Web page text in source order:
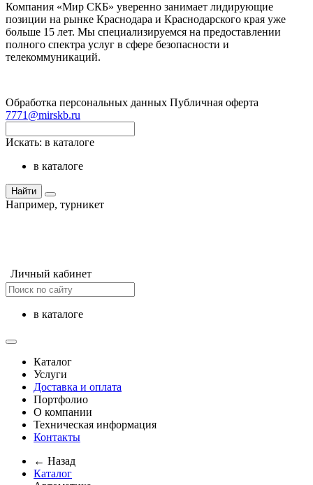
Компания «Мир СКБ» уверенно занимает лидирующие
позиции на рынке Краснодара и Краснодарского края уже
больше 15 лет. Мы специализируемся на предоставлении
полного спектра услуг в сфере безопасности и
телекоммуникаций.
Обработка персональных данных Публичная оферта
7771@mirskb.ru
Искать: в каталоге
в каталоге
Найти
Например, турникет
Личный кабинет
в каталоге
Каталог
Услуги
Доставка и оплата
Портфолио
О компании
Техническая информация
Контакты
← Назад
Каталог